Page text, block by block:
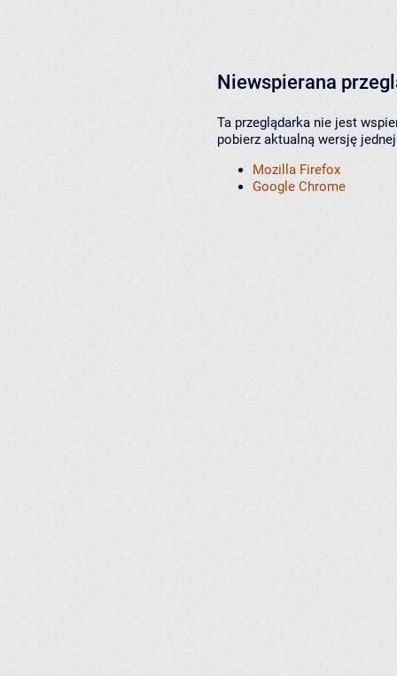
Niewspierana
Ta przeglądarka nie jest
pobierz aktualną wersję
Mozilla Firefox
Google Chrome